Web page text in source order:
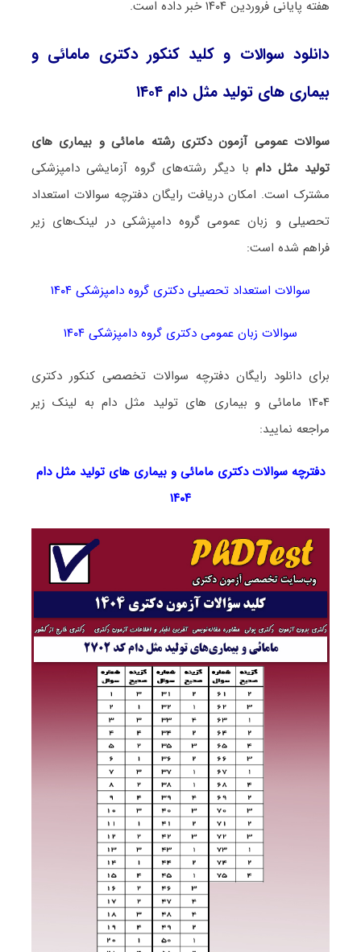
هفته پایانی فروردین ۱۴۰۴ خبر داده است.
دانلود سوالات و کلید کنکور دکتری مامائی و
بیماری های تولید مثل دام ۱۴۰۴
سوالات عمومی آزمون دکتری رشته مامائی و بیماری های
تولید مثل دامبا دیگر رشته‌های گروه آزمایشی دامپزشکی
مشترک است. امکان دریافت رایگان دفترچه سوالات استعداد
تحصیلی و زبان عمومی گروه دامپزشکی در لینک‌های زیر
فراهم شده است:
سوالات استعداد تحصیلی دکتری گروه دامپزشکی ۱۴۰۴
سوالات زبان عمومی دکتری گروه دامپزشکی ۱۴۰۴
برای دانلود رایگان دفترچه سوالات تخصصی کنکور دکتری
۱۴۰۴ مامائی و بیماری های تولید مثل دام به لینک زیر
مراجعه نمایید:
دفترچه سوالات دکتری مامائی و بیماری های تولید مثل دام
۱۴۰۴